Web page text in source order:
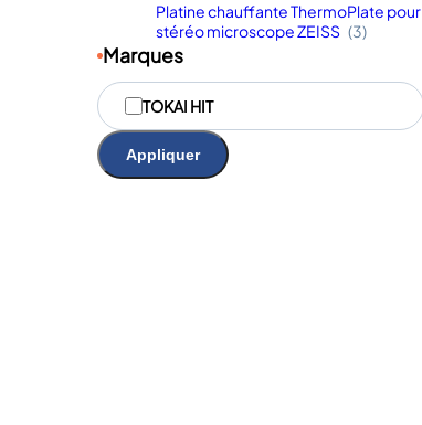
Platine chauffante ThermoPlate pour
stéréo microscope ZEISS (3)
Marques
M
a
r
q
TOKAI HIT
Appliquer